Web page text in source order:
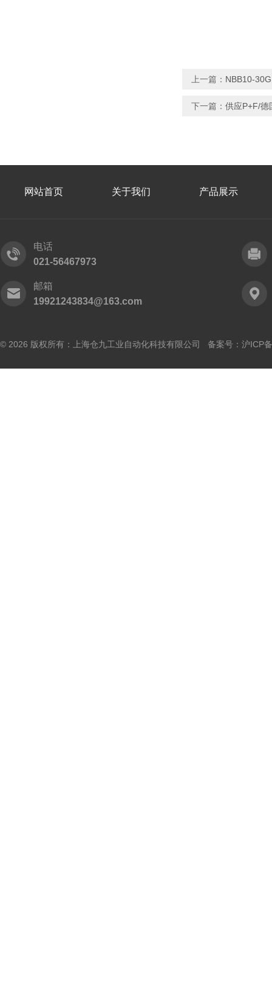
上一篇： NBB10-
下一篇： 供应P+F/德
网站首页 关于我们 产品展示
电话
021-56467973
邮箱
19921243834@163.com
© 2026 版权所有：上海仓九工业自动化科技有限公司 备案号： 沪ICP